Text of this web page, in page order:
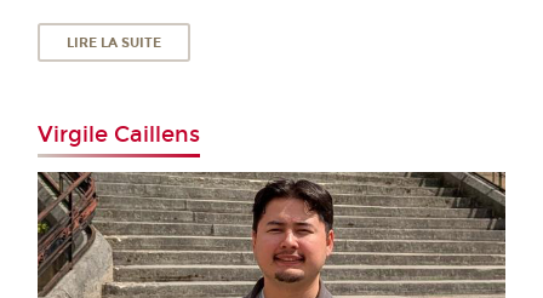
LIRE LA SUITE
Virgile Caillens